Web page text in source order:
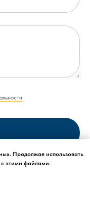
Продолжая использовать
с этими файлами.